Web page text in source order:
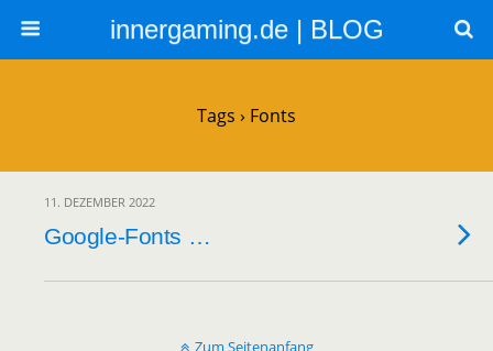
innergaming.de | BLOG
Tags › Fonts
11. DEZEMBER 2022
Google-Fonts …
Zum Seitenanfang